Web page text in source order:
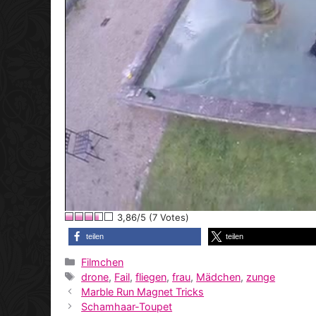
3,86/5 (7 Votes)
teilen teilen
Kategorien
Filmchen
Schlagwörter
drone, Fail,fliegen,frau, Mädchen, zunge
Marble Run Magnet Tricks
Schamhaar-Toupet